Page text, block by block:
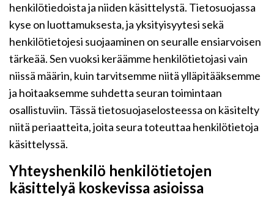
henkilötiedoista ja niiden käsittelystä. Tietosuojassa
kyse on luottamuksesta, ja yksityisyytesi sekä
henkilötietojesi suojaaminen on seuralle ensiarvoisen
tärkeää. Sen vuoksi keräämme henkilötietojasi vain
niissä määrin, kuin tarvitsemme niitä ylläpitääksemme
ja hoitaaksemme suhdetta seuran toimintaan
osallistuviin. Tässä tietosuojaselosteessa on käsitelty
niitä periaatteita, joita seura toteuttaa henkilötietoja
käsittelyssä.
Yhteyshenkilö henkilötietojen
käsittelyä koskevissa asioissa